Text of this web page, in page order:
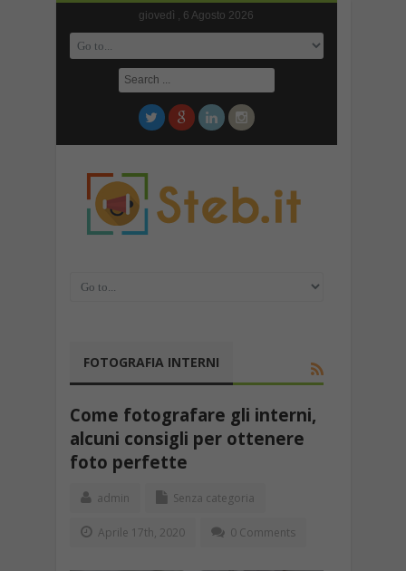
giovedì , 6 Agosto 2026
FOTOGRAFIA INTERNI
Come fotografare gli interni,
alcuni consigli per ottenere
foto perfette
admin Senza categoria
Aprile 17th, 2020 0 Comments